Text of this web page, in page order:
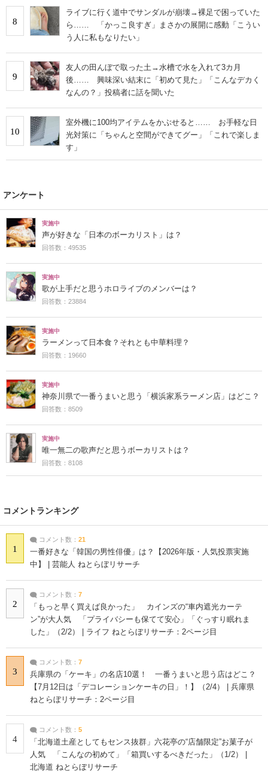
8
ライブに行く道中でサンダルが崩壊→裸足で困っていた
ら…… 「かっこ良すぎ」まさかの展開に感動「こうい
う人に私もなりたい」
9
友人の田んぼで取った土→水槽で水を入れて3カ月
後…… 興味深い結末に「初めて見た」「こんなデカく
なんの？」投稿者に話を聞いた
10
室外機に100均アイテムをかぶせると…… お手軽な日
光対策に「ちゃんと空間ができてグー」「これで楽しま
す」
アンケート
実施中
声が好きな「日本のボーカリスト」は？
回答数：49535
実施中
歌が上手だと思うホロライブのメンバーは？
回答数：23884
実施中
ラーメンって日本食？それとも中華料理？
回答数：19660
実施中
神奈川県で一番うまいと思う「横浜家系ラーメン店」はどこ？
回答数：8509
実施中
唯一無二の歌声だと思うボーカリストは？
回答数：8108
コメントランキング
1
コメント数： 21
一番好きな「韓国の男性俳優」は？【2026年版・人気投票実施
中】 | 芸能人 ねとらぼリサーチ
2
コメント数： 7
「もっと早く買えば良かった」 カインズの“車内遮光カーテ
ン”が大人気 「プライバシーも保てて安心」「ぐっすり眠れま
した」（2/2） | ライフ ねとらぼリサーチ：2ページ目
3
コメント数： 7
兵庫県の「ケーキ」の名店10選！ 一番うまいと思う店はどこ？
【7月12日は「デコレーションケーキの日」！】（2/4） | 兵庫県
ねとらぼリサーチ：2ページ目
4
コメント数： 5
「北海道土産としてもセンス抜群」六花亭の“店舗限定”お菓子が
人気 「こんなの初めて」「箱買いするべきだった」（1/2） |
北海道 ねとらぼリサーチ